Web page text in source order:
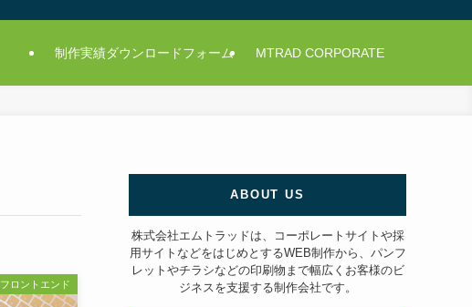
制作実績ダウンロードフォーム MTRAD CORPORATE
フロントエンド
ABOUT US
株式会社エムトラッドは、コーポレートサイトや採
用サイトなどをはじめとするWEB制作から、パンフ
レットやチラシなどの印刷物まで幅広くお客様のビ
ジネスを支援する制作会社です。